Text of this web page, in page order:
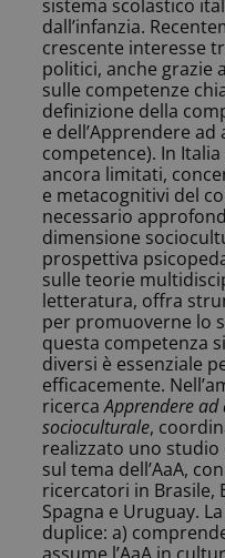
sistema scolastico
dall’infanzia.
crescente interesse
politici, anche grazie
sulle competenze
definizione della
e dell’Apprendere ad
competence). In
ancora limitati,
e metacognitivi del
necessario
dimensione
prospettiva
sulle teorie
letteratura, offra
per promuoverne lo
questa competenza
diversi è essenziale
efficacemente.
ricercaApprendere
socioculturale,
realizzato uno
sul tema dell’AaA,
ricercatori in Brasile,
Spagna e Uruguay.
duplice: a)